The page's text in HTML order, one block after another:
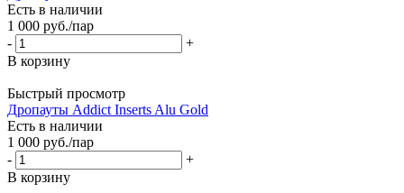
Есть в наличии
1 000 руб./пар
-
+
В корзину
Быстрый просмотр
Дропауты Addict Inserts Alu Gold
Есть в наличии
1 000 руб./пар
-
+
В корзину